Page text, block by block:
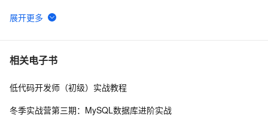
6 Twemproxy -- 针对MemCached与Redis的代理
7 深入了解Memcached：缓存技术的利器
8 如何编译和安装memcached
相关电子书
低代码开发师（初级）实战教程
冬季实战营第三期：MySQL数据库进阶实战